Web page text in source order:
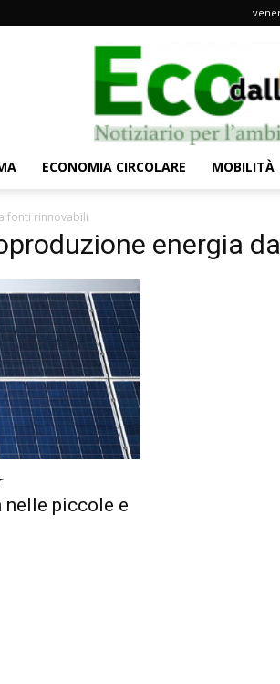
ECONOMIA CIRCOLARE MOBILITÀ
fonti rinnovabili
energia
nelle piccole e